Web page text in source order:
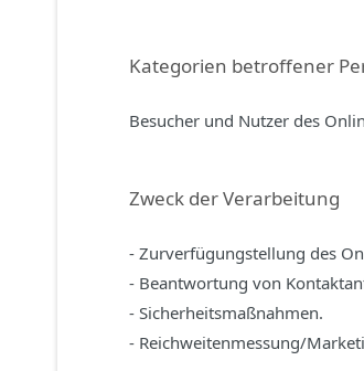
Kategorien betroffener
Besucher und Nutzer des
Zweck der Verarbeitung
- Zurverfügungstellung des
- Beantwortung von
- Sicherheitsmaßnahmen.
- Reichweitenmessung/